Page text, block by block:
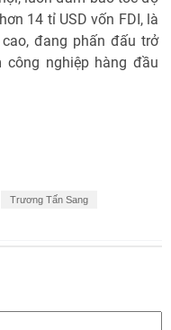
14 tỉ USD vốn FDI, là
đang phấn đấu trở
nghiệp hàng đầu
Trương Tấn Sang